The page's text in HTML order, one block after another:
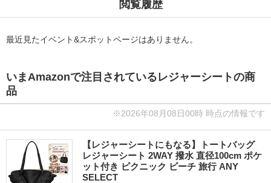
閲覧履歴
最近見たイベント&スポットページはありません。
いまAmazonで注目されているレジャーシートの商
品
※2026年08月08日00時 時点の情報です
【レジャーシートにもなる】トートバッグ
レジャーシート 2WAY 撥水 直径100cm ポケ
ット付き ピクニック ビーチ 旅行 ANY
SELECT